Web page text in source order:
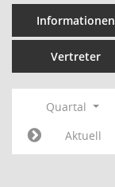
Informationen
Vertreter
Quartal
Aktuell